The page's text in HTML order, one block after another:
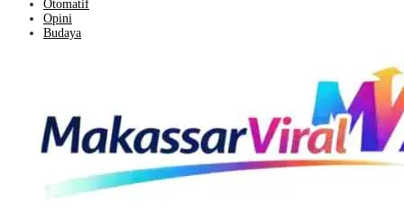
Otomatif
Opini
Budaya